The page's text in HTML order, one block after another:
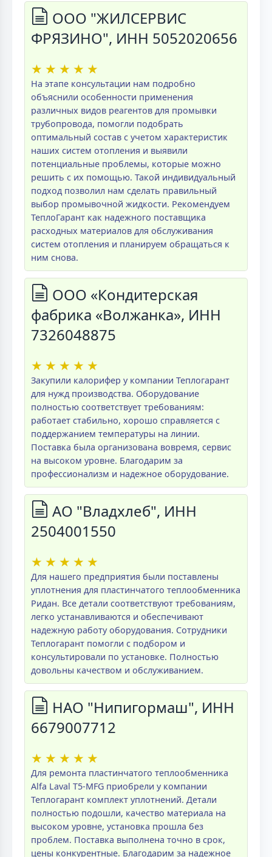
ООО "ЖИЛСЕРВИС
ФРЯЗИНО", ИНН 5052020656
★ ★ ★ ★ ★
На этапе консультации нам подробно
объяснили особенности применения
различных видов реагентов для промывки
трубопровода, помогли подобрать
оптимальный состав с учетом характеристик
наших систем отопления и выявили
потенциальные проблемы, которые можно
решить с их помощью. Такой индивидуальный
подход позволил нам сделать правильный
выбор промывочной жидкости. Рекомендуем
ТеплоГарант как надежного поставщика
расходных материалов для обслуживания
систем отопления и планируем обращаться к
ним снова.
ООО «Кондитерская
фабрика «Волжанка», ИНН
7326048875
★ ★ ★ ★ ★
Закупили калорифер у компании Теплогарант
для нужд производства. Оборудование
полностью соответствует требованиям:
работает стабильно, хорошо справляется с
поддержанием температуры на линии.
Поставка была организована вовремя, сервис
на высоком уровне. Благодарим за
профессионализм и надежное оборудование.
АО "Владхлеб", ИНН
2504001550
★ ★ ★ ★ ★
Для нашего предприятия были поставлены
уплотнения для пластинчатого теплообменника
Ридан. Все детали соответствуют требованиям,
легко устанавливаются и обеспечивают
надежную работу оборудования. Сотрудники
Теплогарант помогли с подбором и
консультировали по установке. Полностью
довольны качеством и обслуживанием.
НАО "Нипигормаш", ИНН
6679007712
★ ★ ★ ★ ★
Для ремонта пластинчатого теплообменника
Alfa Laval T5-MFG приобрели у компании
Теплогарант комплект уплотнений. Детали
полностью подошли, качество материала на
высоком уровне, установка прошла без
проблем. Поставка выполнена точно в срок,
цены конкурентные. Благодарим за надежное